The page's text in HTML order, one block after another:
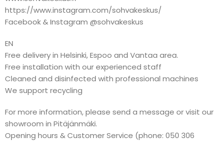
https://www.instagram.com/sohvakeskus/
Facebook & Instagram @sohvakeskus
EN
Free delivery in Helsinki, Espoo and Vantaa area.
Free installation with our experienced staff
Cleaned and disinfected with professional machines
We support recycling
For more information, please send a message or visit our
showroom in Pitäjänmäki.
Opening hours & Customer Service (phone: 050 306